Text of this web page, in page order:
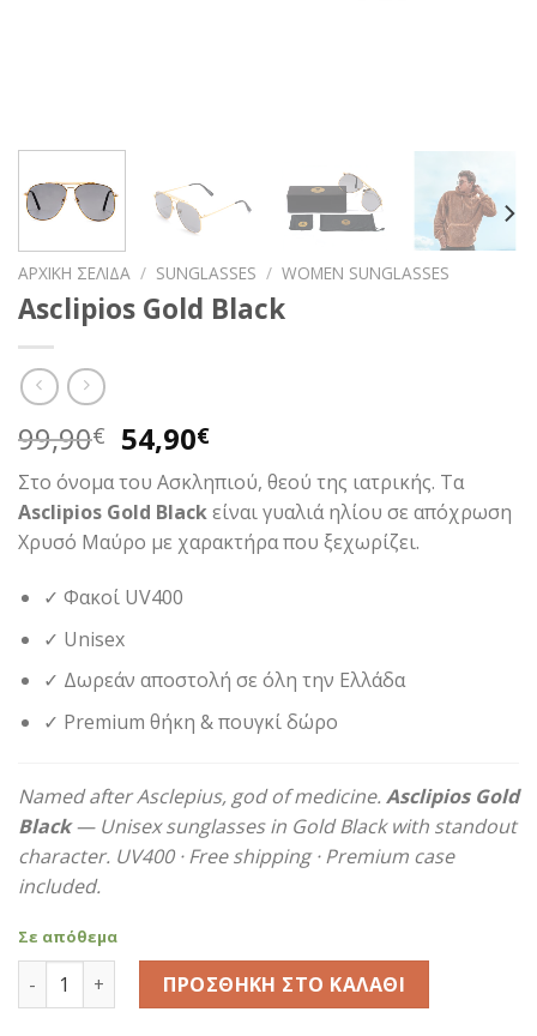
ΑΡΧΙΚΉ ΣΕΛΊΔΑ / SUNGLASSES / WOMEN SUNGLASSES
Asclipios Gold Black
99,90€ Original
price
was:
99,90€.
54,90€Η
τρέχουσα
τιμή
είναι:
54,90€.
Στο όνομα του Ασκληπιού, θεού της ιατρικής. Τα
Asclipios Gold Blackείναι γυαλιά ηλίου σε απόχρωση
Χρυσό Μαύρο με χαρακτήρα που ξεχωρίζει.
✓ Φακοί UV400
✓ Unisex
✓ Δωρεάν αποστολή σε όλη την Ελλάδα
✓ Premium θήκη & πουγκί δώρο
Named after Asclepius, god of medicine. Asclipios Gold
Black— Unisex sunglasses in Gold Black with standout
character. UV400 · Free shipping · Premium case
included.
Σε απόθεμα
Asclipios Gold Black ποσότητα
ΠΡΟΣΘΉΚΗ ΣΤΟ ΚΑΛΆΘΙ